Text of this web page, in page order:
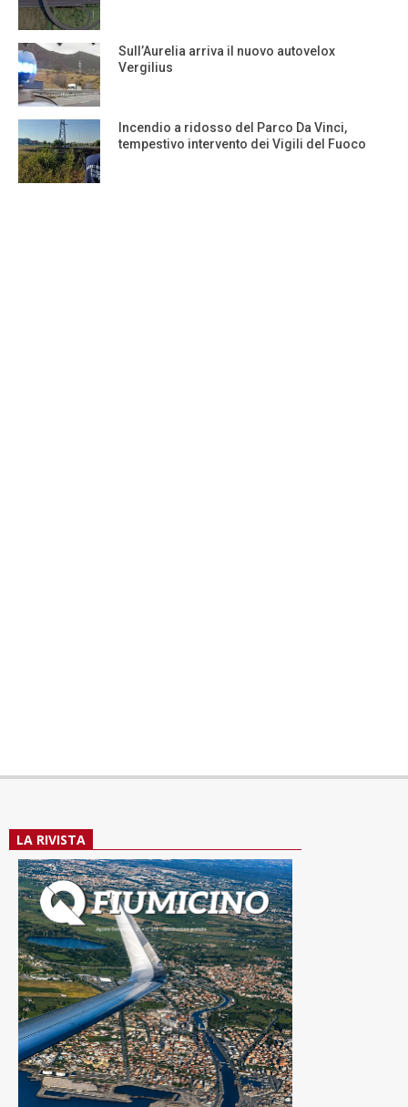
Sull’Aurelia arriva il nuovo autovelox
Vergilius
Incendio a ridosso del Parco Da Vinci,
tempestivo intervento dei Vigili del Fuoco
LA RIVISTA